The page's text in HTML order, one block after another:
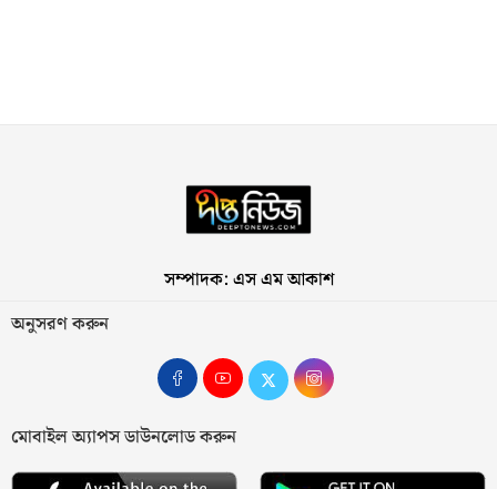
সম্পাদক: এস এম আকাশ
অনুসরণ করুন
মোবাইল অ্যাপস ডাউনলোড করুন